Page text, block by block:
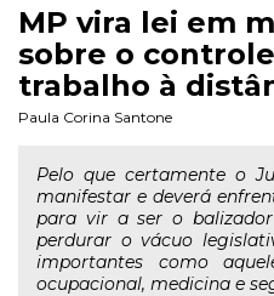
MP vira lei em
sobre o
trabalho à
Paula Corina Santone
Pelo que certamente o
manifestar e deverá
para vir a ser o
perdurar o vácuo
importantes como
ocupacional, medicina e